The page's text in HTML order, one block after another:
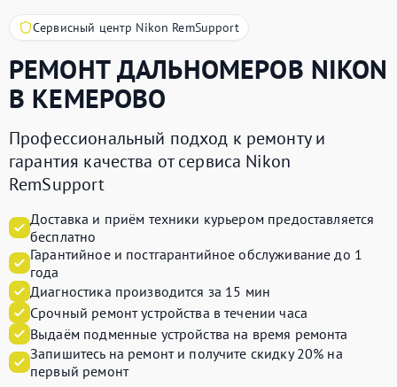
Сервисный центр Nikon RemSupport
РЕМОНТ ДАЛЬНОМЕРОВ NIKON
В КЕМЕРОВО
Профессиональный подход к ремонту и
гарантия качества от сервиса Nikon
RemSupport
Доставка и приём техники курьером предоставляется
бесплатно
Гарантийное и постгарантийное обслуживание до 1
года
Диагностика производится за 15 мин
Срочный ремонт устройства в течении часа
Выдаём подменные устройства на время ремонта
Запишитесь на ремонт и получите скидку 20% на
первый ремонт